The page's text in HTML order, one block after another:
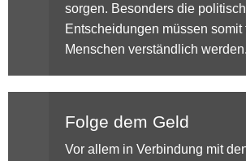
sorgen. Besonders die
Entscheidungen müssen somit
Menschen verständlich werden.
Folge dem Geld
Vor allem in Verbindung mit